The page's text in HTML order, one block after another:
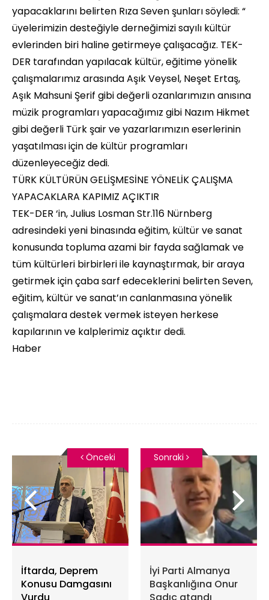
yapacaklarını belirten Rıza Seven şunları söyledi: “
üyelerimizin desteğiyle derneğimizi sayılı kültür
evlerinden biri haline getirmeye çalışacağız. TEK-
DER tarafından yapılacak kültür, eğitime yönelik
çalışmalarımız arasında Aşık Veysel, Neşet Ertaş,
Aşık Mahsuni Şerif gibi değerli ozanlarımızın anısına
müzik programları yapacağımız gibi Nazım Hikmet
gibi değerli Türk şair ve yazarlarımızın eserlerinin
yaşatılması için de kültür programları
düzenleyeceğiz dedi.
TÜRK KÜLTÜRÜN GELİŞMESİNE YÖNELİK ÇALIŞMA
YAPACAKLARA KAPIMIZ AÇIKTIR
TEK-DER ‘in, Julius Losman Str.116 Nürnberg
adresindeki yeni binasında eğitim, kültür ve sanat
konusunda topluma azami bir fayda sağlamak ve
tüm kültürleri birbirleri ile kaynaştırmak, bir araya
getirmek için çaba sarf edeceklerini belirten Seven,
eğitim, kültür ve sanat’ın canlanmasına yönelik
çalışmalara destek vermek isteyen herkese
kapılarının ve kalplerimiz açıktır dedi.
Haber
İftarda, Deprem
Konusu Damgasını
Önceki
İyi Parti Almanya
Başkanlığına Onur
Sonraki